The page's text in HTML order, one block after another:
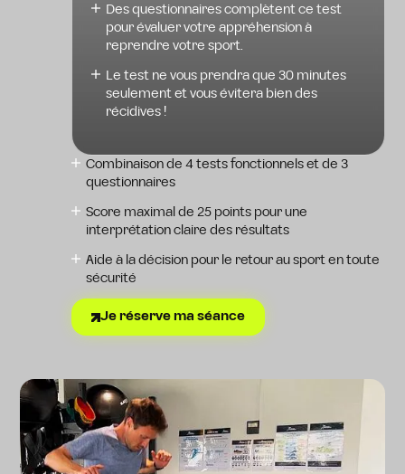
Des questionnaires complètent ce test
pour évaluer votre appréhension à
reprendre votre sport.
Le test ne vous prendra que 30 minutes
seulement et vous évitera bien des
récidives !
Combinaison de 4 tests fonctionnels et de 3
questionnaires
Score maximal de 25 points pour une
interprétation claire des résultats
Aide à la décision pour le retour au sport en toute
sécurité
Je réserve ma séance